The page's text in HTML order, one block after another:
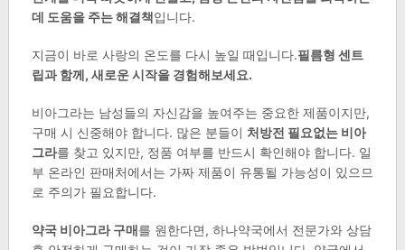
데 도움을 주는 해결책입니다.
지금이 바로 사랑의 온도를 다시 높일 때입니다.필름형 센트
립과 함께, 새로운 시작을 경험해보세요.
비아그라는 남성들의 자신감을 높여주는 중요한 제품이지만,
구매 시 신중해야 합니다. 많은 분들이 처방전 필요없는 비아
그라를 찾고 있지만, 정품 여부를 반드시 확인해야 합니다. 일
부 온라인 판매처에서는 가짜 제품이 유통될 가능성이 있으므
로 주의가 필요합니다.
약국 비아그라 구매를 원한다면, 하나약국에서 전문가와 상담